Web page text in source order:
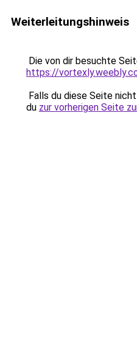
Weiterleitungshinweis
Die von dir besuchte
https://
Falls du diese Seite
du zur vorherigen Seite